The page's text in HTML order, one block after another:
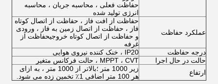
حفاظت فعلی ، محاسبه جریان ، محاسبه
انرژی تولید شده
عملکرد حفاظت
حفاظت از افت فاز ، حفاظت از اتصال کوتاه
فاز ، حفاظت از اتصال زمین به فاز ، ورودی
و حفاظت از اتصال کوتاه خروجیحفاظت از
غرفه
درجه حفاظت
IP20 ، خنک کننده نیروی هوایی
حالت در حال اجرا
MPPT ، CVT ، حالت فرکانس متغیر
ارتفاع
زیر 1000 متر ؛بالاتر از 1000 متر ، به ازای
هر 100 متر اضافی 1٪ تخمین زده می شود.